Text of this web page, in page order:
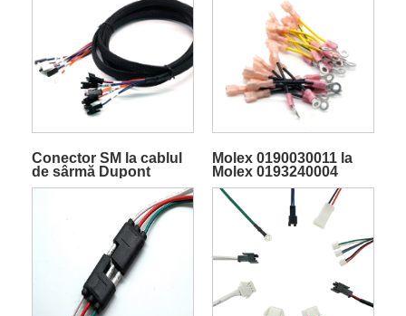
personalizabile
Conector SM la cablul
de sârmă Dupont
Molex 0190030011 la
Molex 0193240004
Cablu de alimentare
CA.